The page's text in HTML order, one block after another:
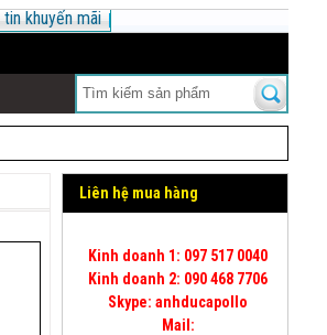
tin khuyến mãi
Liên hệ mua hàng
Kinh doanh 1: 097 517 0040
Kinh doanh 2: 090 468 7706
Skype: anhducapollo
Mail: